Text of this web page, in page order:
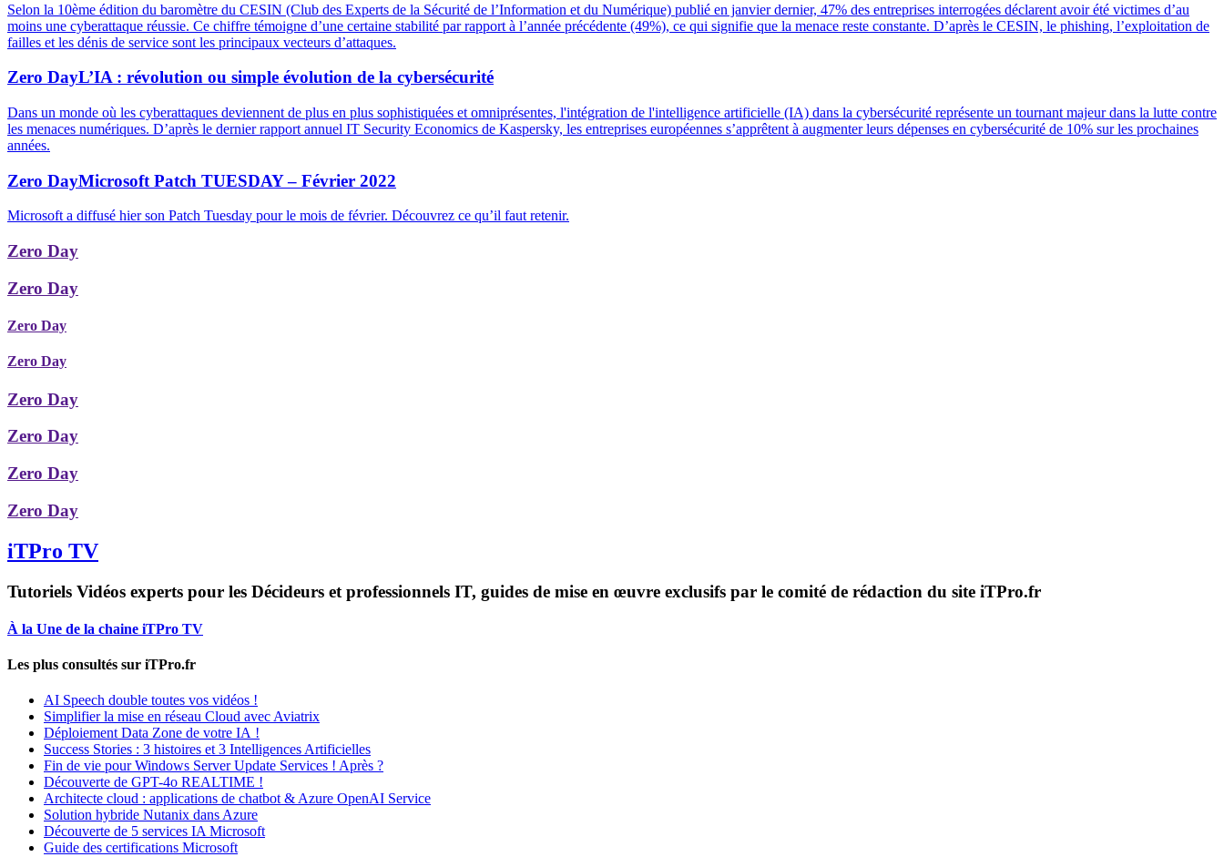
Selon la 10ème édition du baromètre du CESIN (Club des Experts de la Sécurité de l’Information et du Numérique) publié en janvier dernier, 47% des entreprises interrogées déclarent avoir été victimes d’au
moins une cyberattaque réussie. Ce chiffre témoigne d’une certaine stabilité par rapport à l’année précédente (49%), ce qui signifie que la menace reste constante. D’après le CESIN, le phishing, l’exploitation de
failles et les dénis de service sont les principaux vecteurs d’attaques.
Zero DayL’IA : révolution ou simple évolution de la cybersécurité
Dans un monde où les cyberattaques deviennent de plus en plus sophistiquées et omniprésentes, l'intégration de l'intelligence artificielle (IA) dans la cybersécurité représente un tournant majeur dans la lutte contre
les menaces numériques. D’après le dernier rapport annuel IT Security Economics de Kaspersky, les entreprises européennes s’apprêtent à augmenter leurs dépenses en cybersécurité de 10% sur les prochaines
années.
Zero DayMicrosoft Patch TUESDAY – Février 2022
Microsoft a diffusé hier son Patch Tuesday pour le mois de février. Découvrez ce qu’il faut retenir.
Zero Day
Zero Day
Zero Day
Zero Day
Zero Day
Zero Day
Zero Day
Zero Day
iTPro TV
Tutoriels Vidéos experts pour les Décideurs et professionnels IT, guides de mise en œuvre exclusifs par le comité de rédaction du site iTPro.fr
À la Une de la chaine iTPro TV
Les plus consultés sur iTPro.fr
AI Speech double toutes vos vidéos !
Simplifier la mise en réseau Cloud avec Aviatrix
Déploiement Data Zone de votre IA !
Success Stories : 3 histoires et 3 Intelligences Artificielles
Fin de vie pour Windows Server Update Services ! Après ?
Découverte de GPT-4o REALTIME !
Architecte cloud : applications de chatbot & Azure OpenAI Service
Solution hybride Nutanix dans Azure
Découverte de 5 services IA Microsoft
Guide des certifications Microsoft